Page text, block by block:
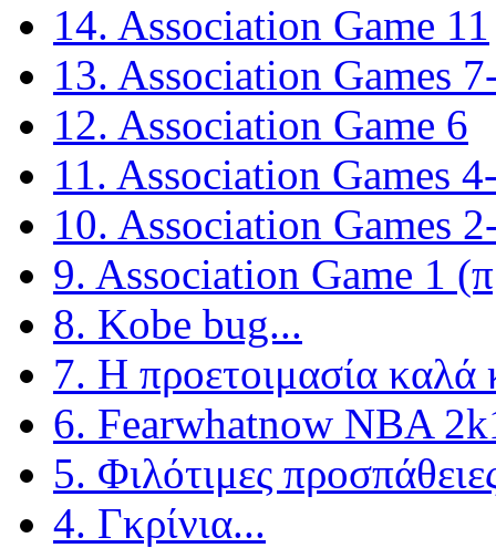
14. Association Game 11
13. Association Games
12. Association Game 6
11. Association Games
10. Association Games
9. Association Game 1
8. Kobe bug...
7. Η προετοιμασία καλά
6. Fearwhatnow NBA
5. Φιλότιμες
4. Γκρίνια...